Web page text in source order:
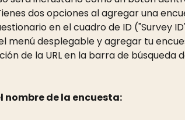
dos opciones al agregar una
en el cuadro de ID ("Survey
menú desplegable y agregar tu
de la URL en la barra de búsqueda
nombre de la encuesta: